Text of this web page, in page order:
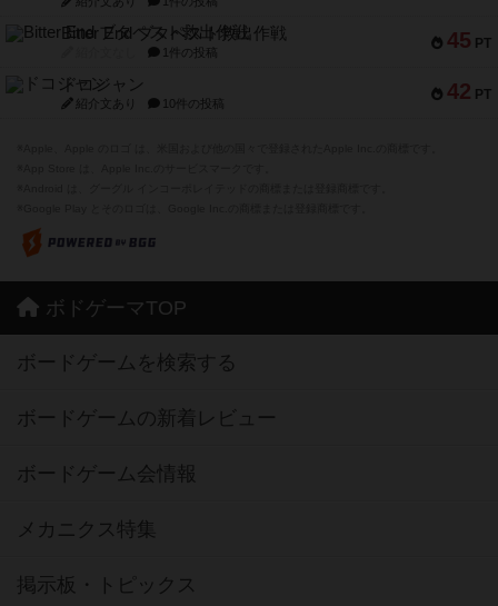
45 PT
Bitter End ブタペスト救出作戦
1件の投稿
42 PT
ドコジャン
紹介文あり 10件の投稿
ボドゲーマTOP
ボードゲームを検索する
ボードゲームの新着レビュー
ボードゲーム会情報
メカニクス特集
掲示板・トピックス